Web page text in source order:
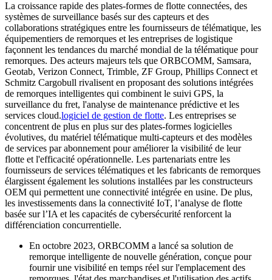
La croissance rapide des plates-formes de flotte connectées, des
systèmes de surveillance basés sur des capteurs et des
collaborations stratégiques entre les fournisseurs de télématique, les
équipementiers de remorques et les entreprises de logistique
façonnent les tendances du marché mondial de la télématique pour
remorques. Des acteurs majeurs tels que ORBCOMM, Samsara,
Geotab, Verizon Connect, Trimble, ZF Group, Phillips Connect et
Schmitz Cargobull rivalisent en proposant des solutions intégrées
de remorques intelligentes qui combinent le suivi GPS, la
surveillance du fret, l'analyse de maintenance prédictive et les
services cloud.logiciel de gestion de flotte. Les entreprises se
concentrent de plus en plus sur des plates-formes logicielles
évolutives, du matériel télématique multi-capteurs et des modèles
de services par abonnement pour améliorer la visibilité de leur
flotte et l'efficacité opérationnelle. Les partenariats entre les
fournisseurs de services télématiques et les fabricants de remorques
élargissent également les solutions installées par les constructeurs
OEM qui permettent une connectivité intégrée en usine. De plus,
les investissements dans la connectivité IoT, l’analyse de flotte
basée sur l’IA et les capacités de cybersécurité renforcent la
différenciation concurrentielle.
En octobre 2023, ORBCOMM a lancé sa solution de
remorque intelligente de nouvelle génération, conçue pour
fournir une visibilité en temps réel sur l'emplacement des